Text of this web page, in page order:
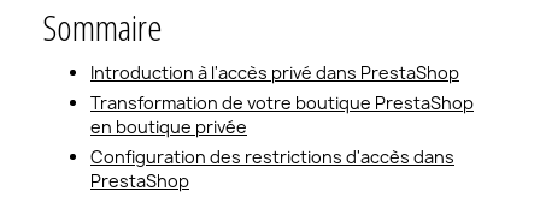
Sommaire
Introduction à l'accès privé dans PrestaShop
Transformation de votre boutique PrestaShop
en boutique privée
Configuration des restrictions d'accès dans
PrestaShop